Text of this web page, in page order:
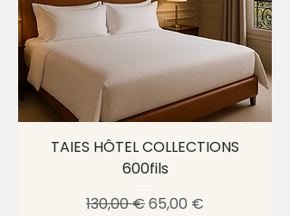
TAIES HÔTEL COLLECTIONS
600fils
Prix original
130,00 €Prix promotionnel
65,00 €